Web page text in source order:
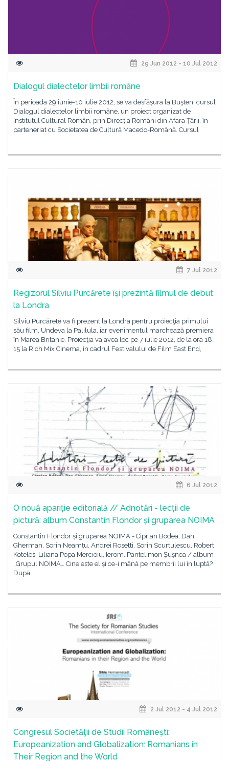
29 Jun 2012 - 10 Jul 2012
Dialogul dialectelor limbii române
În perioada 29 iunie-10 iulie 2012, se va desfășura la Buşteni cursul
Dialogul dialectelor limbii române, un proiect organizat de
Institutul Cultural Român, prin Direcţia Români din Afara Ţării, în
parteneriat cu Societatea de Cultură Macedo-Română. Cursul
7 Jul 2012
Regizorul Silviu Purcărete îşi prezintă filmul de debut
la Londra
Silviu Purcărete va fi prezent la Londra pentru proiecţia primului
său film, Undeva la Palilula, iar evenimentul marchează premiera
în Marea Britanie. Proiecţia va avea loc pe 7 iulie 2012, de la ora 18.
15 la Rich Mix Cinema, în cadrul Festivalului de Film East End,
6 Jul 2012
O nouă apariție editorială // Adnotări - lecții de
pictură: album Constantin Flondor și gruparea NOIMA
Constantin Flondor și gruparea NOIMA - Ciprian Bodea, Dan
Gherman, Sorin Neamțu, Andrei Rosetti, Sorin Scurtulescu, Robert
Koteles, Liliana Popa Mercioiu, Ierom. Pantelimon Șușnea / album
„Grupul NOIMA… Cine este el și ce-i mână pe membrii lui în luptă?
După
2 Jul 2012 - 4 Jul 2012
Congresul Societăţii de Studii Româneşti:
Europeanization and Globalization: Romanians in
Their Region and the World